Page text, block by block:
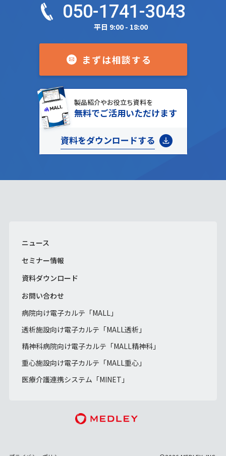
050-1741-3043
平日 9:00 - 18:00
まずは相談する
製品紹介やお役立ち資料を
無料でご活用いただけます
資料をダウンロードする
ニュース
セミナー情報
資料ダウンロード
お問い合わせ
病院向け電子カルテ「MALL」
透析施設向け電子カルテ「MALL透析」
精神科病院向け電子カルテ「MALL精神科」
重心施設向け電子カルテ「MALL重心」
医療介護連携システム「MINET」